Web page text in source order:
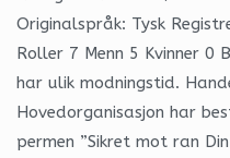
Originalspråk: Tysk
Roller 7 Menn 5 Kvinner 0
har ulik modningstid.
Hovedorganisasjon har
permen ”Sikret mot ran